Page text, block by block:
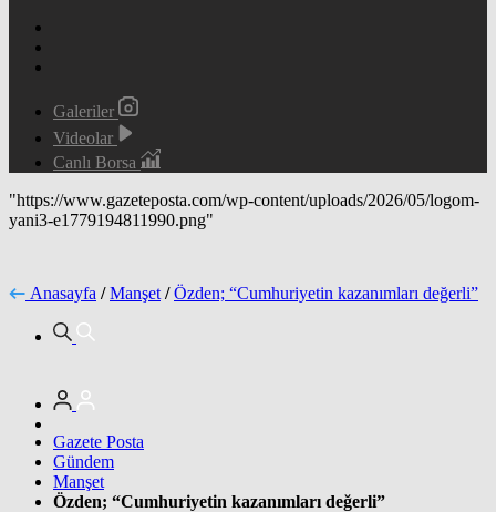
Galeriler
Videolar
Canlı Borsa
"https://www.gazeteposta.com/wp-content/uploads/2026/05/logom-
yani3-e1779194811990.png"
Anasayfa / Manşet / Özden; “Cumhuriyetin kazanımları değerli”
Gazete Posta
Gündem
Manşet
Özden; “Cumhuriyetin kazanımları değerli”